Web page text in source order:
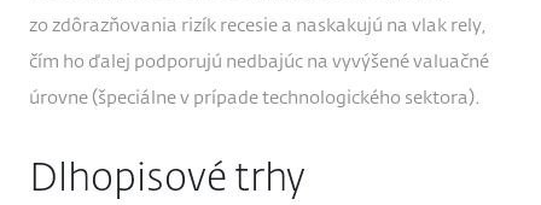
zo zdôrazňovania rizík recesie a naskakujú na vlak rely,
čím ho ďalej podporujú nedbajúc na vyvýšené valuačné
úrovne (špeciálne v prípade technologického sektora).
Dlhopisové trhy